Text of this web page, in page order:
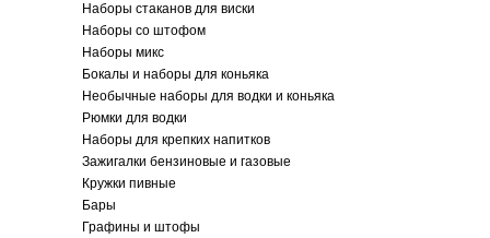
Наборы стаканов для виски
Наборы со штофом
Наборы микс
Бокалы и наборы для коньяка
Необычные наборы для водки и коньяка
Рюмки для водки
Наборы для крепких напитков
Зажигалки бензиновые и газовые
Кружки пивные
Бары
Графины и штофы